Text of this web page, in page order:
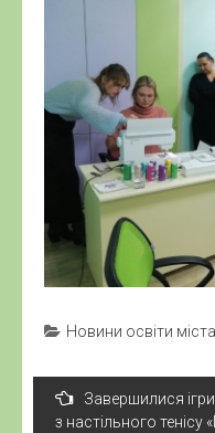
Новини освіти міста
Навігація
записів
Завершилися
з настільного тенісу